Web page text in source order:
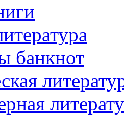
банкнот